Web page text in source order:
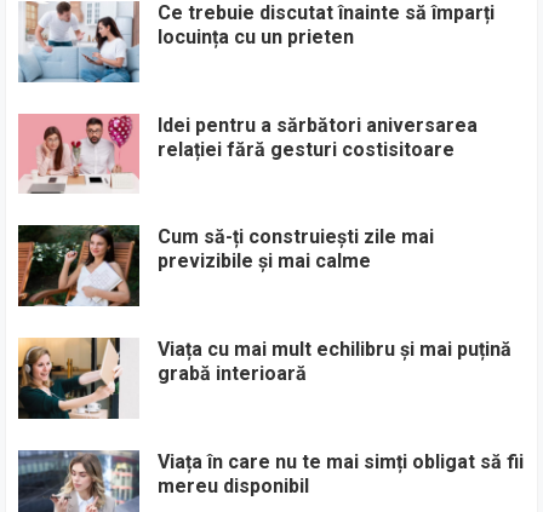
Ce trebuie discutat înainte să împarți
locuința cu un prieten
Idei pentru a sărbători aniversarea
relației fără gesturi costisitoare
Cum să-ți construiești zile mai
previzibile și mai calme
Viața cu mai mult echilibru și mai puțină
grabă interioară
Viața în care nu te mai simți obligat să fii
mereu disponibil